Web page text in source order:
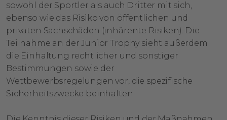
sowohl der Sportler als auch Dritter mit sich,
ebenso wie das Risiko von öffentlichen und
privaten Sachschäden (inhärente Risiken). Die
Teilnahme an der Junior Trophy sieht außerdem
die Einhaltung rechtlicher und sonstiger
Bestimmungen sowie der
Wettbewerbsregelungen vor, die spezifische
Sicherheitszwecke beinhalten.